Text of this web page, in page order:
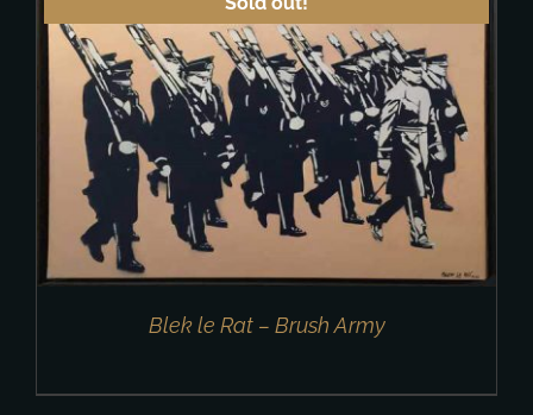
Blek le Rat – Brush Army